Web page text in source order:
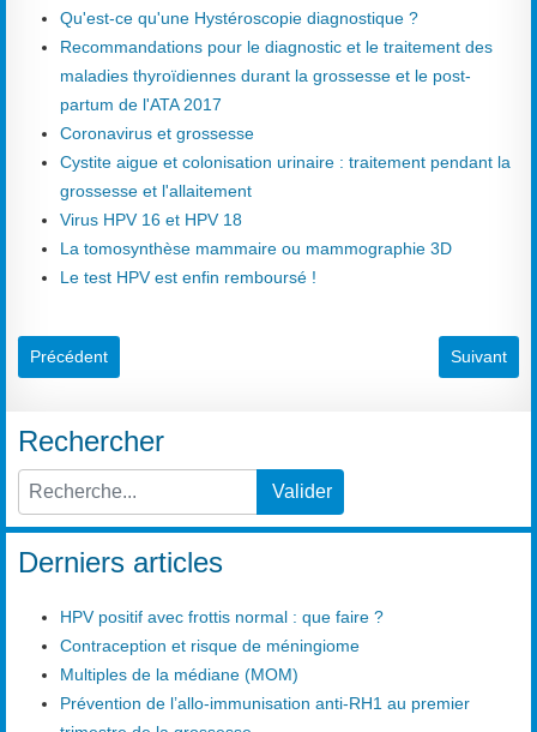
Qu'est-ce qu'une Hystéroscopie diagnostique ?
Recommandations pour le diagnostic et le traitement des
maladies thyroïdiennes durant la grossesse et le post-
partum de l'ATA 2017
Coronavirus et grossesse
Cystite aigue et colonisation urinaire : traitement pendant la
grossesse et l'allaitement
Virus HPV 16 et HPV 18
La tomosynthèse mammaire ou mammographie 3D
Le test HPV est enfin remboursé !
Article précédent : Nutrition et supplémentations pour les femmes
Précédent Article
Suivant
Rechercher
Type 2 or more characters for results.
Valider
Derniers articles
HPV positif avec frottis normal : que faire ?
Contraception et risque de méningiome
Multiples de la médiane (MOM)
Prévention de l’allo-immunisation anti-RH1 au premier